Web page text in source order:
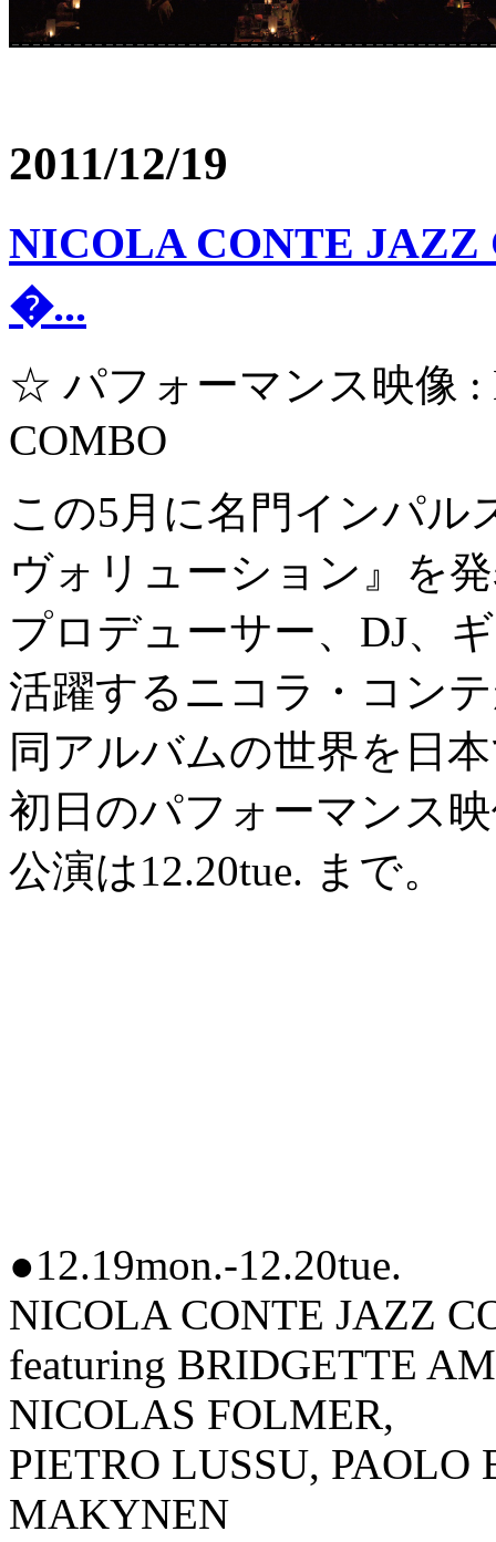
2011/12/19
NICOLA CONTE
�...
☆ パフォーマンス映像 :
COMBO
この5月に名門インパル
ヴォリューション』を
プロデューサー、DJ、
活躍するニコラ・コン
同アルバムの世界を日
初日のパフォーマンス
公演は12.20tue. まで。
●12.19mon.-12.20tue.
NICOLA CONTE JAZZ
featuring BRIDGETTE
NICOLAS FOLMER,
PIETRO LUSSU,
MAKYNEN